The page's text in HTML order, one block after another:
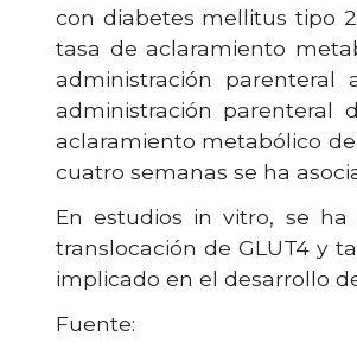
con diabetes mellitus tipo
tasa de aclaramiento
administración
administración
aclaramiento metabólico
cuatro semanas se ha
En estudios in vitro, se
translocación de GLUT4 y
implicado en el desarrollo
Fuente: